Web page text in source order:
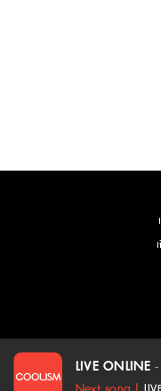
การข
เนื้อเพลง - LIVE ONLINE :
LIVE ONLINE -